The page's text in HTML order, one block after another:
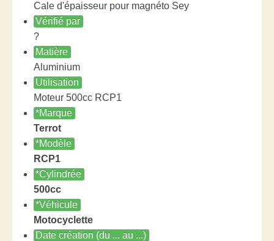
Cale d'épaisseur pour magnéto Sey
Vérifié par
?
Matière
Aluminium
Utilisation
Moteur 500cc RCP1
*Marque
Terrot
*Modèle
RCP1
*Cylindrée
500cc
*Véhicule
Motocyclette
Date création (du ... au ...)